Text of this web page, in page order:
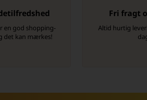
god shopping-
det kan mærkes!
Fri fragt
Altid hurtig